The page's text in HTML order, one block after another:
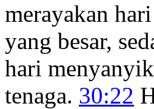
merayakan
yang besar,
hari
tenaga. 30:22